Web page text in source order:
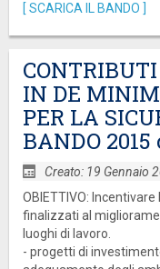
[ SCARICA IL BANDO ]
IN DE
PER LA
BANDO
Creato: 19 Gennaio
OBIETTIVO:
finalizzati al
luoghi di lavoro.
- progetti di